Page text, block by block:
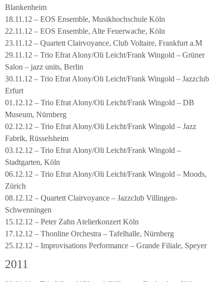
Blankenheim
18.11.12 – EOS Ensemble, Musikhochschule Köln
22.11.12 – EOS Ensemble, Alte Feuerwache, Köln
23.11.12 – Quartett Clairvoyance, Club Voltaire, Frankfurt a.M
29.11.12 – Trio Efrat Alony/Oli Leicht/Frank Wingold – Grüner
Salon – jazz units, Berlin
30.11.12 – Trio Efrat Alony/Oli Leicht/Frank Wingold – Jazzclub
Erfurt
01.12.12 – Trio Efrat Alony/Oli Leicht/Frank Wingold – DB
Museum, Nürnberg
02.12.12 – Trio Efrat Alony/Oli Leicht/Frank Wingold – Jazz
Fabrik, Rüsselsheim
03.12.12 – Trio Efrat Alony/Oli Leicht/Frank Wingold –
Stadtgarten, Köln
06.12.12 – Trio Efrat Alony/Oli Leicht/Frank Wingold – Moods,
Zürich
08.12.12 – Quartett Clairvoyance – Jazzclub Villingen-
Schwenningen
15.12.12 – Peter Zahn Atelierkonzert Köln
17.12.12 – Thonline Orchestra – Tafelhalle, Nürnberg
25.12.12 – Improvisations Performance – Grande Filiale, Speyer
2011